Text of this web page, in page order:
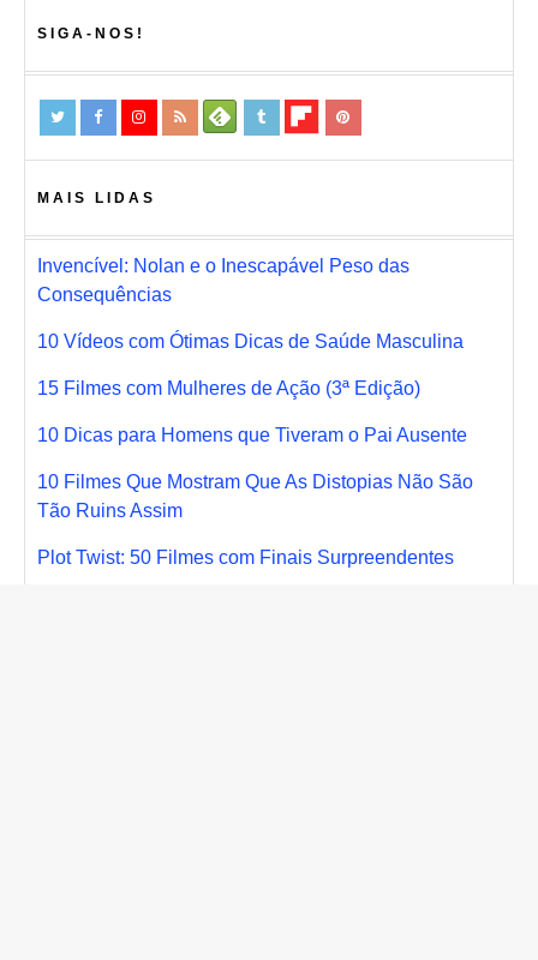
SIGA-NOS!
MAIS LIDAS
Invencível: Nolan e o Inescapável Peso das
Consequências
10 Vídeos com Ótimas Dicas de Saúde Masculina
15 Filmes com Mulheres de Ação (3ª Edição)
10 Dicas para Homens que Tiveram o Pai Ausente
10 Filmes Que Mostram Que As Distopias Não São
Tão Ruins Assim
Plot Twist: 50 Filmes com Finais Surpreendentes